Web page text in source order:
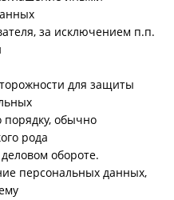
за исключением п.п.
для защиты
порядку, обычно
рода
обороте.
персональных данных,